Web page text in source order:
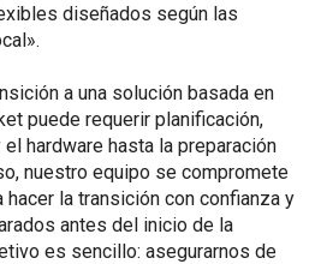
diseñados según las
a una solución basada en
puede requerir planificación,
hardware hasta la preparación
nuestro equipo se compromete
la transición con confianza y
antes del inicio de la
es sencillo: asegurarnos de